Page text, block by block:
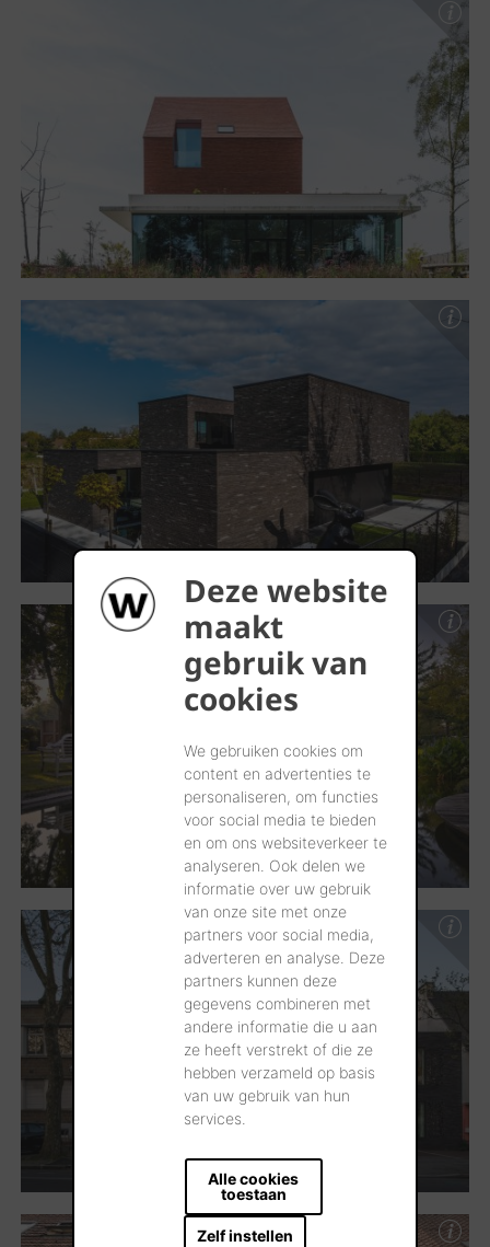
Deze website
maakt
gebruik van
cookies
We gebruiken cookies om
content en advertenties te
personaliseren, om functies
voor social media te bieden
en om ons websiteverkeer te
analyseren. Ook delen we
informatie over uw gebruik
van onze site met onze
partners voor social media,
adverteren en analyse. Deze
partners kunnen deze
gegevens combineren met
andere informatie die u aan
ze heeft verstrekt of die ze
hebben verzameld op basis
van uw gebruik van hun
services.
Alle cookies
toestaan
Zelf instellen